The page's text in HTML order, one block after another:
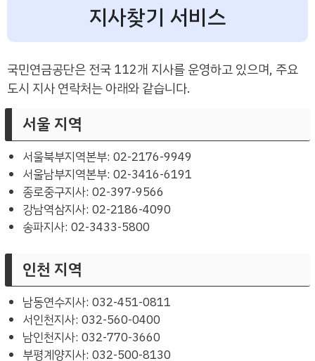
지사찾기 서비스
국민연금공단은 전국 112개 지사를 운영하고 있으며, 주요
도시 지사 연락처는 아래와 같습니다.
서울 지역
서울북부지역본부: 02-2176-9949
서울남부지역본부: 02-3416-6191
종로중구지사: 02-397-9566
강남역삼지사: 02-2186-4090
송파지사: 02-3433-5800
인천 지역
남동연수지사: 032-451-0811
서인천지사: 032-560-0400
남인천지사: 032-770-3660
부평계양지사: 032-500-8130